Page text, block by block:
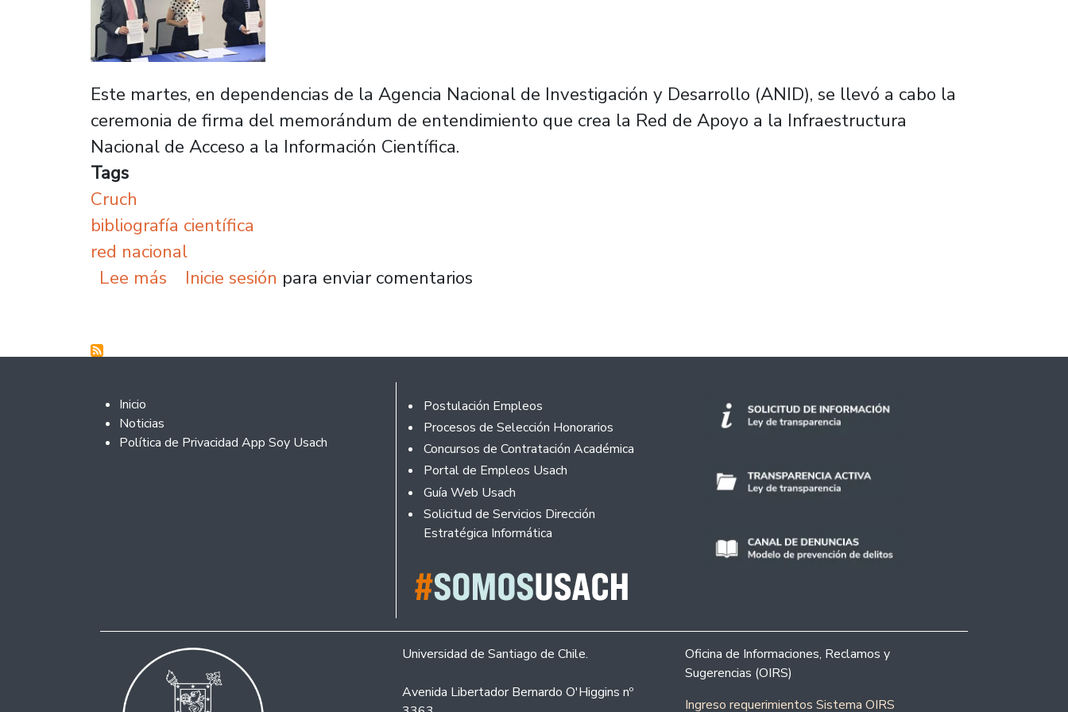
Este martes, en dependencias de la Agencia Nacional de Investigación y Desarrollo (ANID), se llevó a cabo la
ceremonia de firma del memorándum de entendimiento que crea la Red de Apoyo a la Infraestructura
Nacional de Acceso a la Información Científica.
Tags
Cruch
bibliografía científica
red nacional
Lee más sobre CRUCH integrará red nacional para contribuir al acceso de bibliografía científica en el país
Inicie sesión para enviar comentarios
Footer 2
Inicio
Noticias
Política de Privacidad App Soy Usach
Footer
Postulación Empleos
Procesos de Selección Honorarios
Concursos de Contratación Académica
Portal de Empleos Usach
Guía Web Usach
Solicitud de Servicios Dirección
Estratégica Informática
Universidad de Santiago de Chile.
Avenida Libertador Bernardo O'Higgins nº
Oficina de Informaciones, Reclamos y
Sugerencias (OIRS)
Ingreso requerimientos Sistema OIRS